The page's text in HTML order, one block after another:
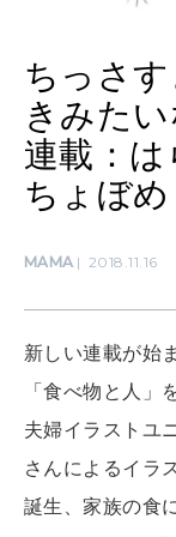
ちっさ
きみた
連載：
ちょぼめ
MAMA 2018.11.16
新しい連載が始
「食べ物と人」
夫婦イラストユ
さんによるイラ
誕生、家族の食